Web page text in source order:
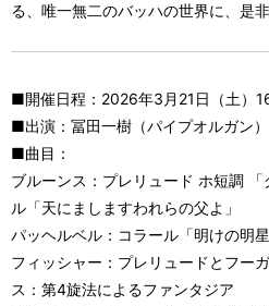
る、唯一無二のバッハの世界に、是
■開催日程：2026年3月21日（土）
■出演：冨田一樹（パイプオルガン）
■曲目：
ブルーンス：プレリュード ホ短調
ル「天にましますわれらの父よ」
パッヘルベル：コラール「明けの明
フィッシャー：プレリュードとフ
ス：第4旋法によるファンタジア